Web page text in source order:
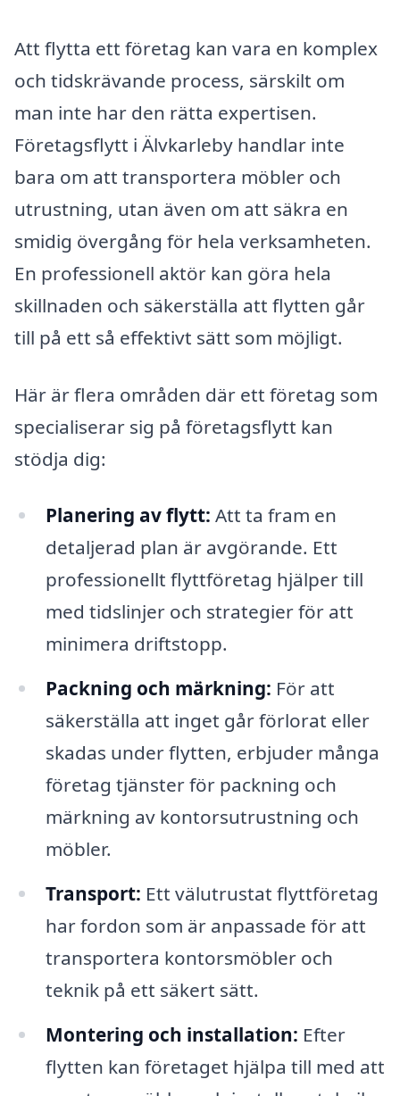
Att flytta ett företag kan vara en komplex
och tidskrävande process, särskilt om
man inte har den rätta expertisen.
Företagsflytt i Älvkarleby handlar inte
bara om att transportera möbler och
utrustning, utan även om att säkra en
smidig övergång för hela verksamheten.
En professionell aktör kan göra hela
skillnaden och säkerställa att flytten går
till på ett så effektivt sätt som möjligt.
Här är flera områden där ett företag som
specialiserar sig på företagsflytt kan
stödja dig:
Planering av flytt: Att ta fram en
detaljerad plan är avgörande. Ett
professionellt flyttföretag hjälper till
med tidslinjer och strategier för att
minimera driftstopp.
Packning och märkning: För att
säkerställa att inget går förlorat eller
skadas under flytten, erbjuder många
företag tjänster för packning och
märkning av kontorsutrustning och
möbler.
Transport: Ett välutrustat flyttföretag
har fordon som är anpassade för att
transportera kontorsmöbler och
teknik på ett säkert sätt.
Montering och installation: Efter
flytten kan företaget hjälpa till med att